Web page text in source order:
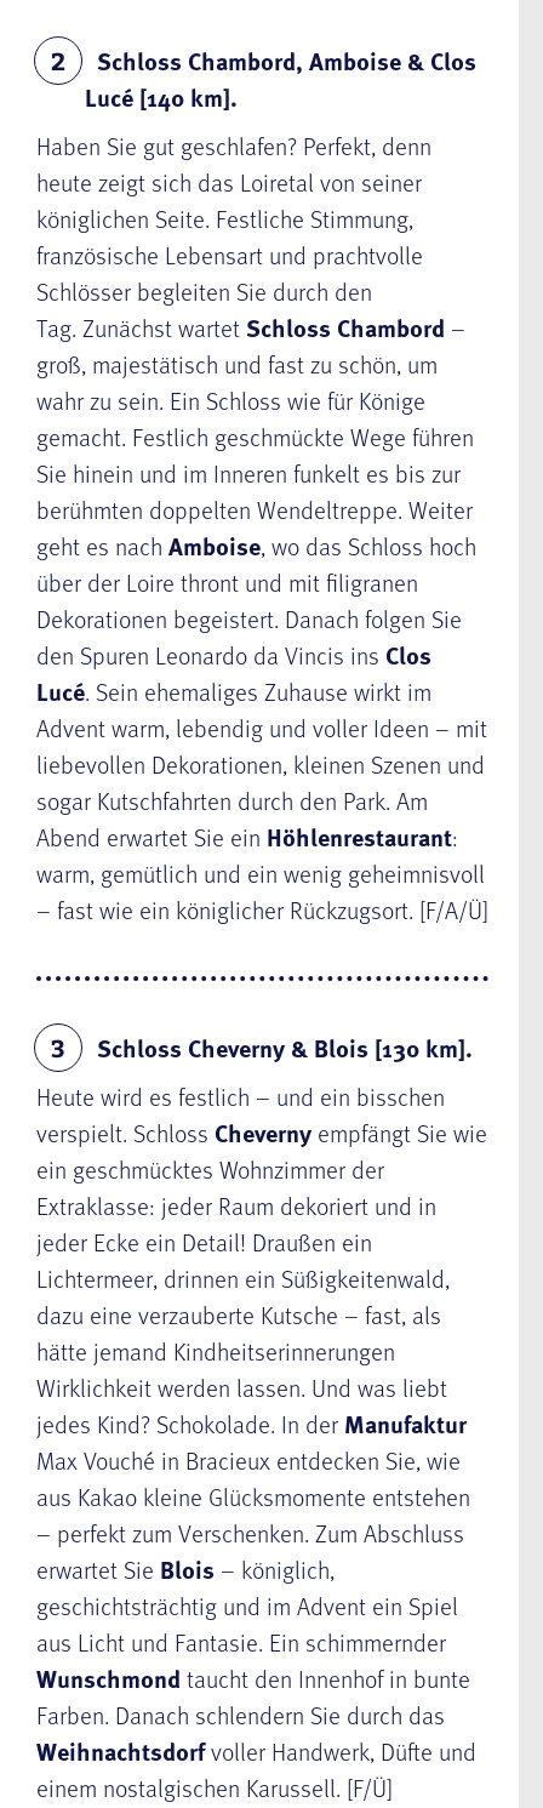
2
Schloss Chambord, Amboise & Clos
Lucé [140 km].
Haben Sie gut geschlafen? Perfekt, denn
heute zeigt sich das Loiretal von seiner
königlichen Seite. Festliche Stimmung,
französische Lebensart und prachtvolle
Schlösser begleiten Sie durch den
Tag. Zunächst wartetSchloss Chambord –
groß, majestätisch und fast zu schön, um
wahr zu sein. Ein Schloss wie für Könige
gemacht. Festlich geschmückte Wege führen
Sie hinein und im Inneren funkelt es bis zur
berühmten doppelten Wendeltreppe. Weiter
geht es nach Amboise, wo das Schloss hoch
über der Loire thront und mit filigranen
Dekorationen begeistert. Danach folgen Sie
den Spuren Leonardo da Vincis ins Clos
Lucé. Sein ehemaliges Zuhause wirkt im
Advent warm, lebendig und voller Ideen – mit
liebevollen Dekorationen, kleinen Szenen und
sogar Kutschfahrten durch den Park. Am
Abend erwartet Sie ein Höhlenrestaurant:
warm, gemütlich und ein wenig geheimnisvoll
– fast wie ein königlicher Rückzugsort. [F/A/Ü]
3
Schloss Cheverny & Blois [130 km].
Heute wird es festlich – und ein bisschen
verspielt. Schloss Cheverny empfängt Sie wie
ein geschmücktes Wohnzimmer der
Extraklasse: jeder Raum dekoriert und in
jeder Ecke ein Detail! Draußen ein
Lichtermeer, drinnen ein Süßigkeitenwald,
dazu eine verzauberte Kutsche – fast, als
hätte jemand Kindheitserinnerungen
Wirklichkeit werden lassen. Und was liebt
jedes Kind? Schokolade. In der Manufaktur
Max Vouché in Bracieux entdecken Sie, wie
aus Kakao kleine Glücksmomente entstehen
– perfekt zum Verschenken. Zum Abschluss
erwartet Sie Blois – königlich,
geschichtsträchtig und im Advent ein Spiel
aus Licht und Fantasie. Ein schimmernder
Wunschmond taucht den Innenhof in bunte
Farben. Danach schlendern Sie durch das
Weihnachtsdorfvoller Handwerk, Düfte und
einem nostalgischen Karussell. [F/Ü]